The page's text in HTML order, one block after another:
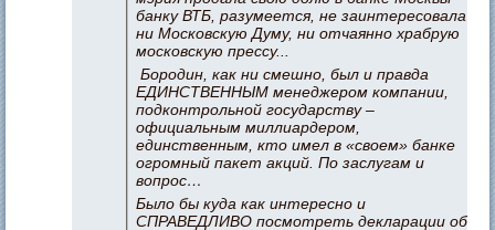
банку ВТБ, разумеется, не заинтересовала
ни Московскую Думу, ни отчаянно храбрую
московскую прессу...
Бородин, как ни смешно, был и правда
ЕДИНСТВЕННЫМ менеджером компании,
подконтрольной государству –
официальным миллиардером,
единственным, кто имел в «своем» банке
огромный пакет акций. По заслугам и
вопрос…
Было бы куда как интересно и
СПРАВЕДЛИВО посмотреть декларации об